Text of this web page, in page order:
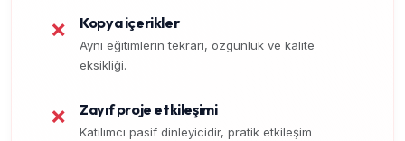
❌ Kopya içerikler
Aynı eğitimlerin tekrarı, özgünlük ve kalite
eksikliği.
❌ Zayıf proje etkileşimi
Katılımcı pasif dinleyicidir, pratik etkileşim